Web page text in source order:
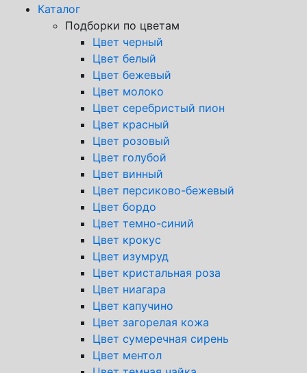
Каталог
Подборки по цветам
Цвет черный
Цвет белый
Цвет бежевый
Цвет молоко
Цвет серебристый пион
Цвет красный
Цвет розовый
Цвет голубой
Цвет винный
Цвет персиково-бежевый
Цвет бордо
Цвет темно-синий
Цвет крокус
Цвет изумруд
Цвет кристальная роза
Цвет ниагара
Цвет капучино
Цвет загорелая кожа
Цвет сумеречная сирень
Цвет ментол